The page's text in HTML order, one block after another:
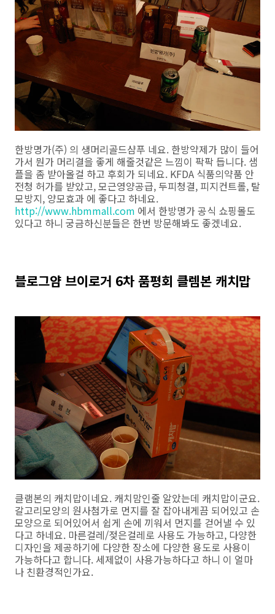
한방명가(주) 의 생머리골드샴푸 네요. 한방약제가 많이 들어
가서 뭔가 머리결을 좋게 해줄것같은 느낌이 팍팍 듭니다. 샘
플을 좀 받아올걸 하고 후회가 되네요. KFDA 식품의약품 안
전청 허가를 받았고, 모근영양공급, 두피청결, 피지컨트롤, 탈
모방지, 양모효과 에 좋다고 하네요.
http://www.hbmmall.com 에서 한방명가 공식 쇼핑몰도
있다고 하니 궁금하신분들은 한번 방문해봐도 좋겠네요.
블로그얌 브이로거 6차 품평회 클렘본 캐치맙
클램본의 캐치맙이네요. 캐치맘인줄 알았는데 캐치맙이군요.
갈고리모양의 원사첨가로 먼지를 잘 잡아내게끔 되어있고 손
모양으로 되어있어서 쉽게 손에 끼워서 먼지를 걷어낼 수 있
다고 하네요. 마른걸레/젖은걸레로 사용도 가능하고, 다양한
디자인을 제공하기에 다양한 장소에 다양한 용도로 사용이
가능하다고 합니다. 세제없이 사용가능하다고 하니 이 얼마
나 친환경적인가요.